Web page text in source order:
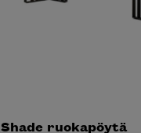
Shade ruokapöytä